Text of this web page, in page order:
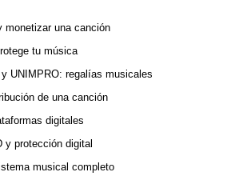
monetizar una canción
tu música
UNIMPRO: regalías musicales
de una canción
digitales
y protección digital
musical completo